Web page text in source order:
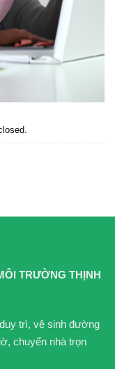
TRƯỜNG THỊNH
trì, vệ sinh đường
chuyển nhà trọn